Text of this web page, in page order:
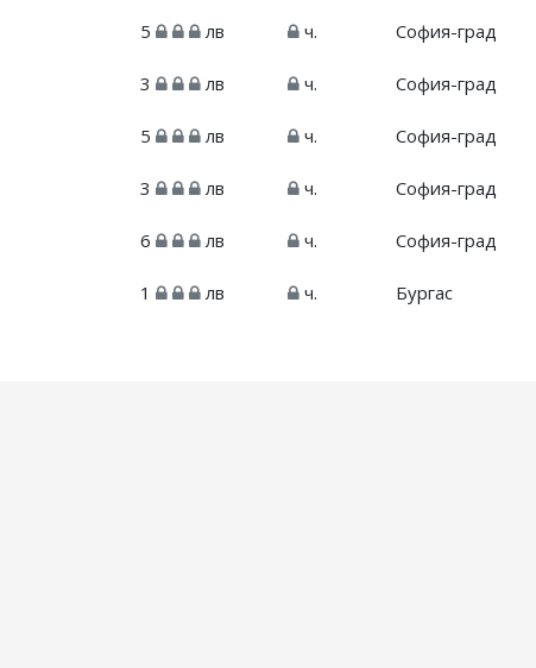
5 лв ч. София-град
3 лв ч. София-град
5 лв ч. София-град
3 лв ч. София-град
6 лв ч. София-град
1 лв ч. Бургас